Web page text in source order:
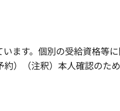
ます。個別の受給資格等
）（注釈）本人確認のた